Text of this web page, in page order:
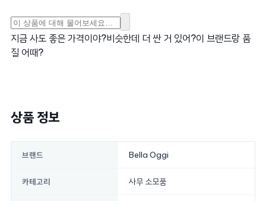
지금 사도 좋은 가격이야?비슷한데 더 싼 거 있어?이 브랜드랑 품
질 어때?
상품 정보
브랜드 Bella Oggi
카테고리 사무 소모품